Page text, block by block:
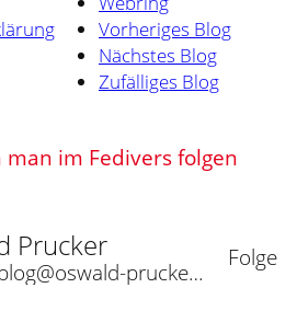
Vorheriges Blog
Nächstes Blog
Zufälliges Blog
man im Fedivers folgen
Prucker
@ossis-blog@oswald-prucker.de
Folge